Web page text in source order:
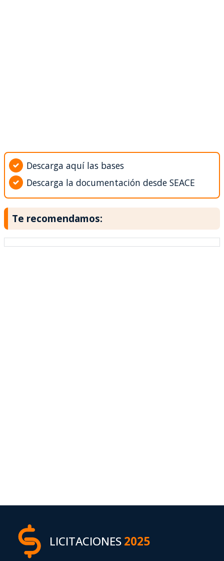
Descarga aquí las bases
Descarga la documentación desde SEACE
Te recomendamos:
LICITACIONES2025